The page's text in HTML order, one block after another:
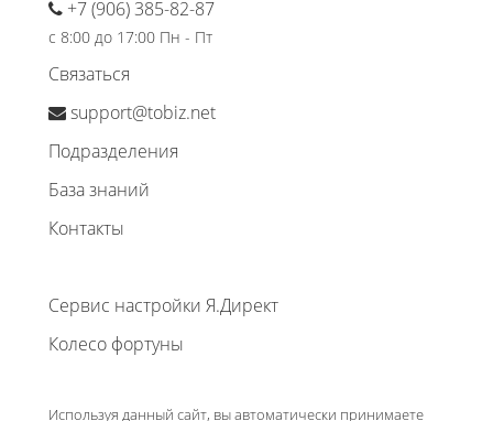
+7 (906) 385-82-87
с 8:00 до 17:00 Пн - Пт
Связаться
support@tobiz.net
Подразделения
База знаний
Контакты
Сервис настройки Я.Директ
Колесо фортуны
Используя данный сайт, вы автоматически принимаете